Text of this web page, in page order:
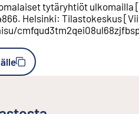
tytäryhtiöt ulkomailla [
. Helsinki: Tilastokeskus [